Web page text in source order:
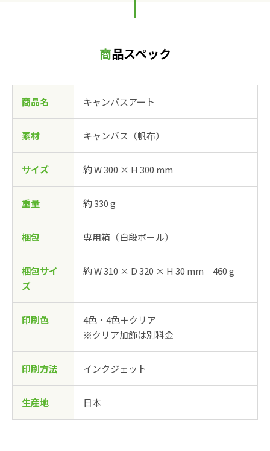
商品スペック
商品名 キャンバスアート
素材 キャンバス（帆布）
サイズ 約 W 300 × H 300 mm
重量 約 330 g
梱包 専用箱（白段ボール）
梱包サイ
ズ
約 W 310 × D 320 × H 30 mm 460 g
印刷色
4色・4色＋クリア
※クリア加飾は別料金
印刷方法 インクジェット
生産地 日本